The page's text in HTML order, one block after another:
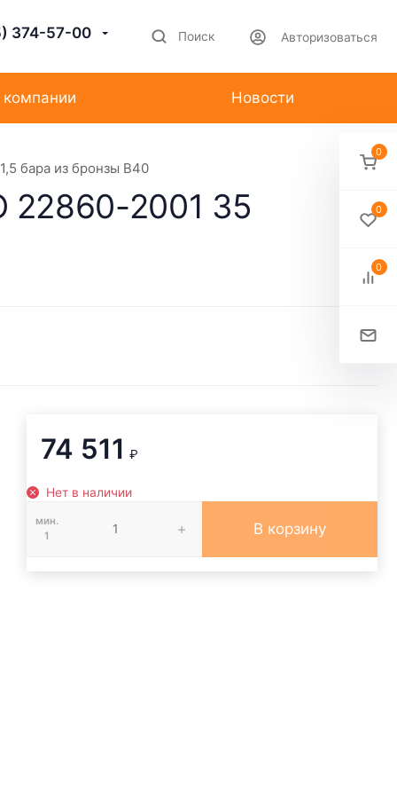
374-57-00 Поиск Авторизоваться
Новости
бара из бронзы B40
22860-2001 35
74 511 ₽
Нет в наличии
мин.
1
В корзину
0
0
0